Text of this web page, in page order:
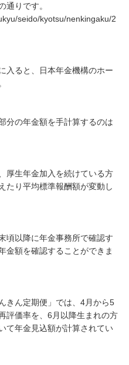
通りです。
seido/kyotsu/nenkingaku/2
入ると、日本年金機構のホー
分の年金額を手計算するのは
厚生年金加入を続けている方
たり平均標準報酬額が変動し
頃以降に年金事務所で確認す
金額を確認することができま
きん定期便」では、 4月から5
評価率を、 6 月以降生まれの方
て年金見込額が計算されてい